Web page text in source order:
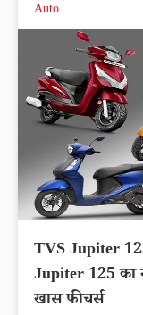
Auto
TVS Jupiter
Jupiter 125 का
खास फीचर्स